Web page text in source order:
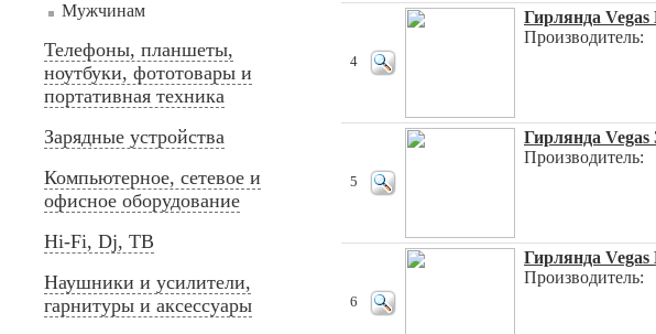
Мужчинам
Телефоны, планшеты,
ноутбуки, фототовары и
портативная техника
Зарядные устройства
Компьютерное, сетевое и
офисное оборудование
Hi-Fi, Dj, ТВ
Наушники и усилители,
гарнитуры и аксессуары
4
Гирлянда
Производитель:
5
Гирлянда Vegas
Производитель:
6
Гирлянда Vegas
Производитель: